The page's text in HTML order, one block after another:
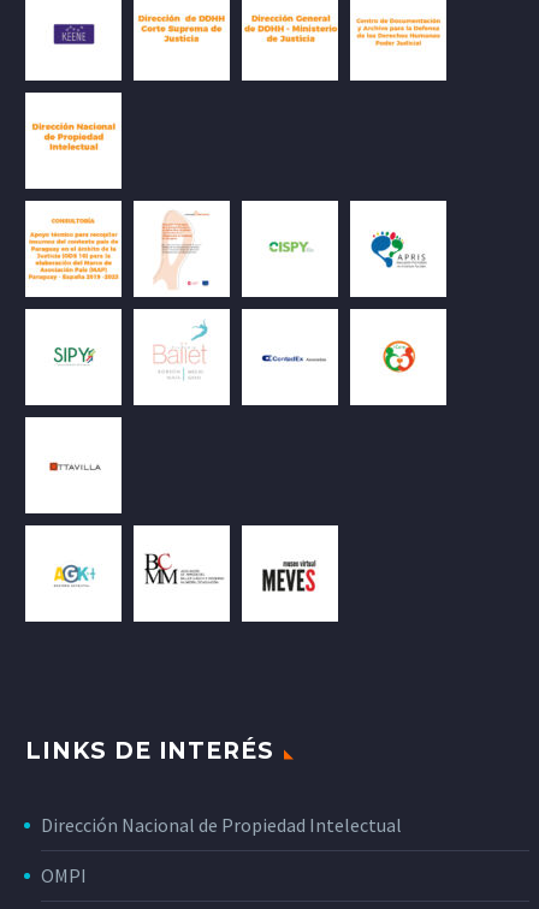
LINKS DE INTERÉS
Dirección Nacional de Propiedad Intelectual
OMPI